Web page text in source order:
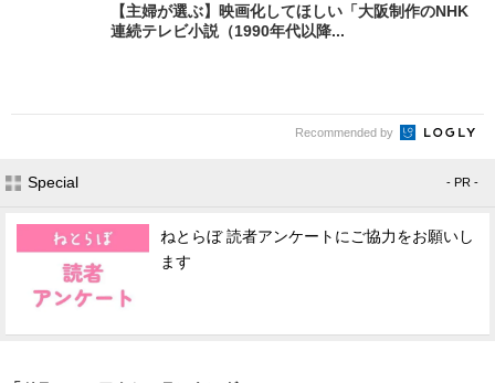
【主婦が選ぶ】映画化してほしい「大阪制作のNHK
連続テレビ小説（1990年代以降...
Recommended by
Special - PR -
ねとらぼ 読者アンケートにご協力をお願いし
ます